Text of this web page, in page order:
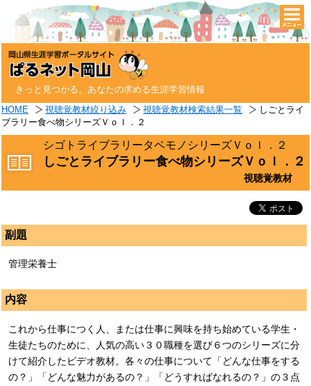
きっと見つかる。あなたの求める生涯学習情報
HOME 視聴覚教材絞り込み 視聴覚教材検索結果一覧
しごとライ
ブラリー食べ物シリーズＶｏｌ．２
シゴトライブラリータベモノシリーズＶｏｌ．２
しごとライブラリー食べ物シリーズＶｏｌ．２
視聴覚教材
副題
管理栄養士
内容
これから仕事につく人、または仕事に興味を持ち始めている学生・
生徒たちのために、人気の高い３０職種を選び６つのシリーズに分
けて紹介したビデオ教材。各々の仕事について「どんな仕事をする
の？」「どんな魅力があるの？」「どうすればなれるの？」の３点